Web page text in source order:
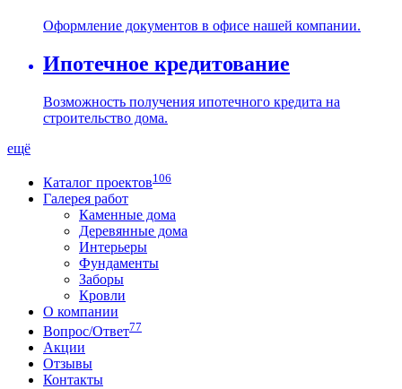
Оформление документов в офисе нашей компании.
Ипотечное кредитование
Возможность получения ипотечного кредита на
строительство дома.
ещё
Каталог проектов106
Галерея работ
Каменные дома
Деревянные дома
Интерьеры
Фундаменты
Заборы
Кровли
О компании
Вопрос/Ответ77
Акции
Отзывы
Контакты